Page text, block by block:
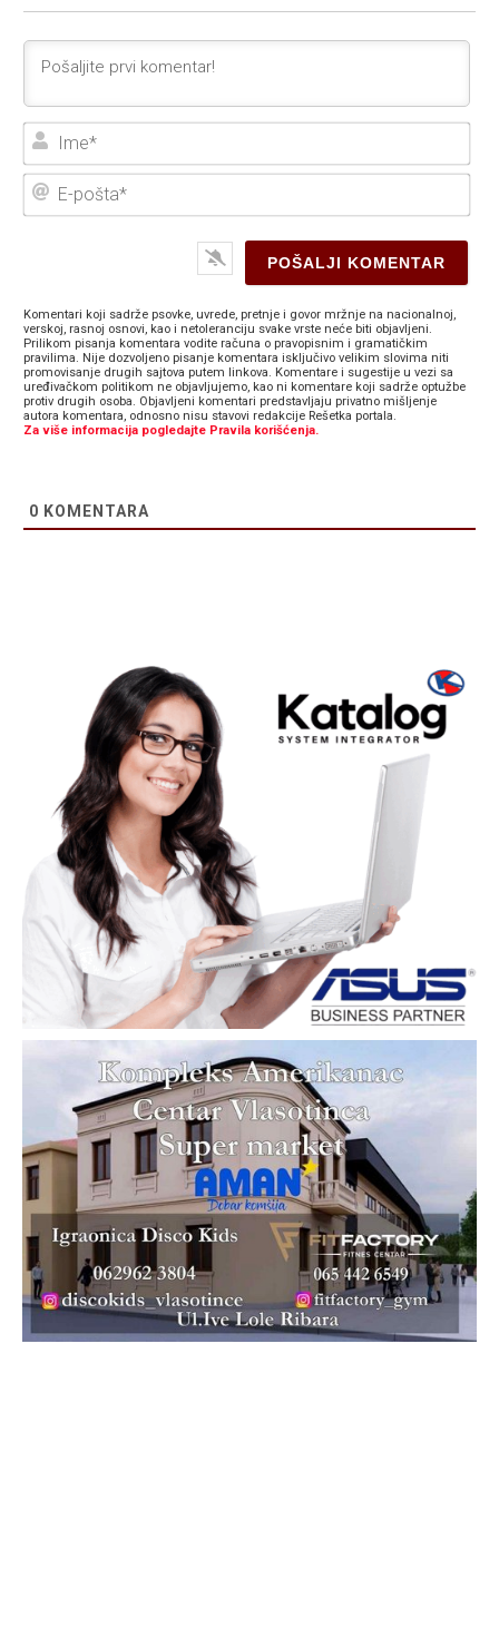
E-
Komentari koji sadrže psovke, uvrede, pretnje i govor mržnje na nacionalnoj,
verskoj, rasnoj osnovi, kao i netoleranciju svake vrste neće biti objavljeni.
Prilikom pisanja komentara vodite računa o pravopisnim i gramatičkim
pravilima. Nije dozvoljeno pisanje komentara isključivo velikim slovima niti
promovisanje drugih sajtova putem linkova. Komentare i sugestije u vezi sa
uređivačkom politikom ne objavljujemo, kao ni komentare koji sadrže optužbe
protiv drugih osoba. Objavljeni komentari predstavljaju privatno mišljenje
autora komentara, odnosno nisu stavovi redakcije Rešetka portala.
Za više informacija pogledajte Pravila korišćenja.
0 KOMENTARA